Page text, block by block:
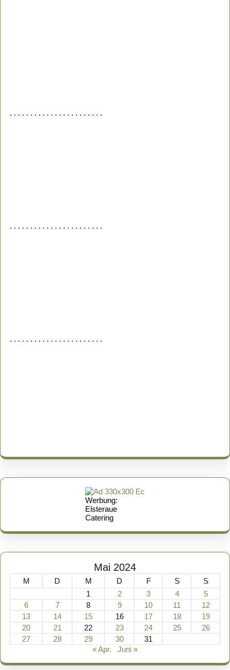
. . . . . . . . . . . . . . . . . . . . . . .
. . . . . . . . . . . . . . . . . . . . . . .
. . . . . . . . . . . . . . . . . . . . . . .
Werbung:
Elsteraue
Catering
Mai 2024
M D M D F S
S
1
2 3 4
5
6
7 8 9 10 11
12
13
14 15 16 17 18
19
20
21 22 23 24 25
26
27
28 29 30
31
« Apr.
Juni »